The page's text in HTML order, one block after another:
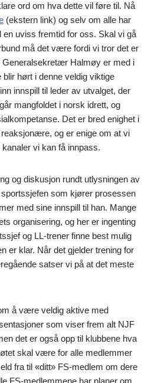
ord om hva dette vil føre til. Nå
(ekstern link) og selv om alle har
en uviss fremtid for oss. Skal vi gå
må det være fordi vi tror det er
Generalsekretær Halmøy er med i
hørt i denne veldig viktige
innspill til leder av utvalget, der
mangfoldet i norsk idrett, og
Det er bred enighet i
og er enige om at vi
vi kan få innpass.
og diskusjon rundt utlysningen av
som kjører prosessen
med sine innspill til han. Mange
organisering, og her er ingenting
og LL-trener finne best mulig
er klar. Når det gjelder trening for
satser vi på at det meste
å være veldig aktive med
som viser frem alt NJF
det er også opp til klubbene hva
skal være for alle medlemmer
fra til «ditt» FS-medlem om dere